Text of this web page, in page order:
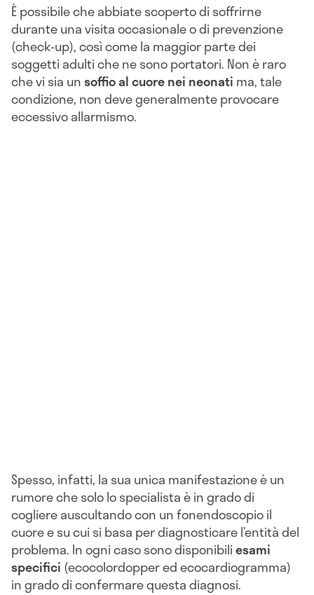
È possibile che abbiate scoperto di soffrirne
durante una visita occasionale o di prevenzione
(check-up), così come la maggior parte dei
soggetti adulti che ne sono portatori. Non è raro
che vi sia unsoffio al cuore nei neonati ma, tale
condizione, non deve generalmente provocare
eccessivo allarmismo.
Spesso, infatti, la sua unica manifestazione è un
rumore che solo lo specialista è in grado di
cogliere auscultando con un fonendoscopio il
cuore e su cui si basa per diagnosticare l’entità del
problema. In ogni caso sono disponibiliesami
specifici (ecocolordopper ed ecocardiogramma)
in grado di confermare questa diagnosi.